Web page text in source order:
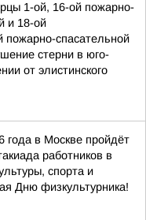
1-ой, 16-ой пожарно-
и 18-ой
пожарно-спасательной
стерни в юго-
от элистинского
года в Москве пройдёт
работников в
спорта и
Дню физкультурника!